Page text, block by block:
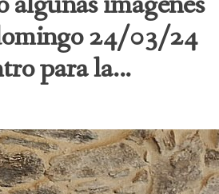
24/03/24
para la...